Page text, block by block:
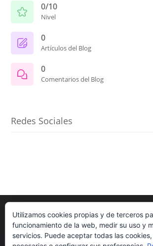
0/10
Nivel
0
Artículos del Blog
0
Comentarios del Blog
Redes Sociales
Utilizamos cookies propias y de terceros
funcionamiento de la web, medir su uso y
servicios. Puede aceptar todas las